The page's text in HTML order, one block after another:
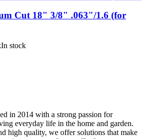
Cut 18" 3/8" .063"/1.6 (for
In stock
in 2014 with a strong passion for
everyday life in the home and garden.
high quality, we offer solutions that make